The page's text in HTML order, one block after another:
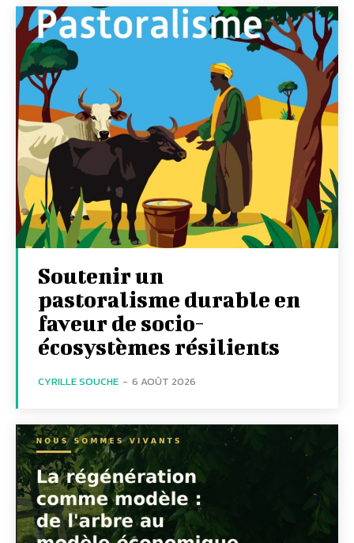
Soutenir un
pastoralisme durable en
faveur de socio-
écosystèmes résilients
CYRILLE SOUCHE - 6 AOÛT 2026